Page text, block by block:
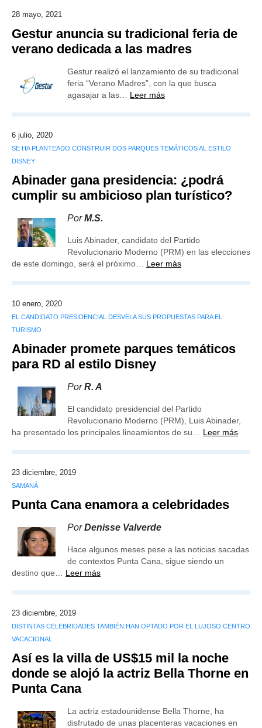
28 mayo, 2021
Gestur anuncia su tradicional feria de
verano dedicada a las madres
Gestur realizó el lanzamiento de su tradicional
feria “Verano Madres”, con la que busca
agasajar a las… Leer más
6 julio, 2020
SE HA PLANTEADO CONSTRUIR DOS PARQUES TEMÁTICOS AL ESTILO
DISNEY
Abinader gana presidencia: ¿podrá
cumplir su ambicioso plan turístico?
PorM.S.
Luis Abinader, candidato del Partido
Revolucionario Moderno (PRM) en las elecciones
de este domingo, será el próximo… Leer más
10 enero, 2020
EL CANDIDATO PRESIDENCIAL DESVELA SUS PROPUESTAS PARA EL
TURISMO
Abinader promete parques temáticos
para RD al estilo Disney
PorR. A
El candidato presidencial del Partido
Revolucionario Moderno (PRM), Luis Abinader,
ha presentado los principales lineamientos de su… Leer más
23 diciembre, 2019
SAMANÁ
Punta Cana enamora a celebridades
PorDenisse Valverde
Hace algunos meses pese a las noticias sacadas
de contextos Punta Cana, sigue siendo un
destino que… Leer más
23 diciembre, 2019
DISTINTAS CELEBRIDADES TAMBIÉN HAN OPTADO POR EL LUJOSO CENTRO
VACACIONAL
Así es la villa de US$15 mil la noche
donde se alojó la actriz Bella Thorne en
Punta Cana
La actriz estadounidense Bella Thorne, ha
disfrutado de unas placenteras vacaciones en